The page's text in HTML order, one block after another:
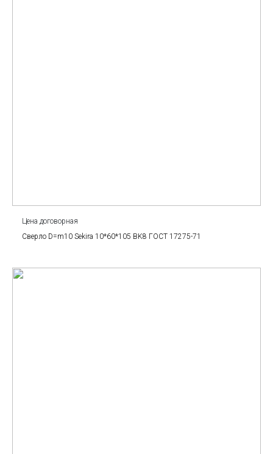
Цена договорная
Сверло D=m10 Sekira 10*60*105 BK8 ГОСТ 17275-71